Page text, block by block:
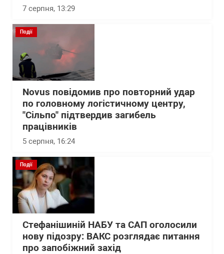
7 серпня, 13:29
Події
Novus повідомив про повторний удар
по головному логістичному центру,
"Сільпо" підтвердив загибель
працівників
5 серпня, 16:24
Події
Стефанішиній НАБУ та САП оголосили
нову підозру: ВАКС розглядає питання
про запобіжний захід